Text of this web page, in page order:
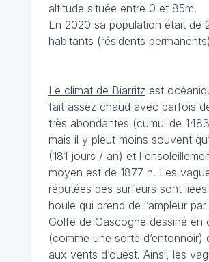
altitude située entre 0 et 85m.
En 2020 sa population était de
habitants (résidents
Le climat de Biarritz est
fait assez chaud avec parfois
très abondantes (cumul de
mais il y pleut moins souvent
(181 jours / an) et
moyen est de 1877 h. Les
réputées des surfeurs sont liées
houle qui prend de l’ampleur
Golfe de Gascogne dessiné en
(comme une sorte d’entonnoir)
aux vents d’ouest. Ainsi, les